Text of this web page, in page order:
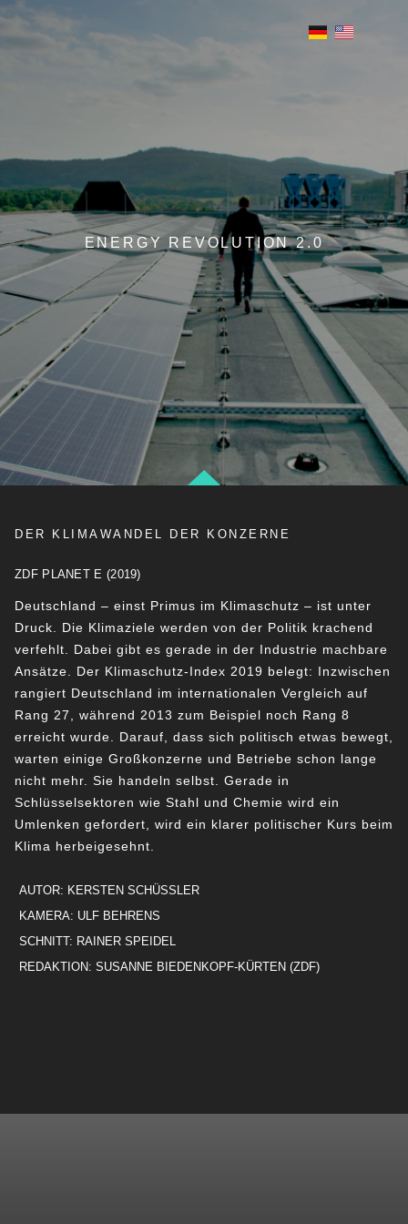
ENERGY REVOLUTION 2.0
DER KLIMAWANDEL DER KONZERNE
ZDF PLANET E (2019)
Deutschland – einst Primus im Klimaschutz – ist unter
Druck. Die Klimaziele werden von der Politik krachend
verfehlt. Dabei gibt es gerade in der Industrie machbare
Ansätze. Der Klimaschutz-Index 2019 belegt: Inzwischen
rangiert Deutschland im internationalen Vergleich auf
Rang 27, während 2013 zum Beispiel noch Rang 8
erreicht wurde. Darauf, dass sich politisch etwas bewegt,
warten einige Großkonzerne und Betriebe schon lange
nicht mehr. Sie handeln selbst. Gerade in
Schlüsselsektoren wie Stahl und Chemie wird ein
Umlenken gefordert, wird ein klarer politischer Kurs beim
Klima herbeigesehnt.
AUTOR: KERSTEN SCHÜSSLER
KAMERA: ULF BEHRENS
SCHNITT: RAINER SPEIDEL
REDAKTION: SUSANNE BIEDENKOPF-KÜRTEN (ZDF)